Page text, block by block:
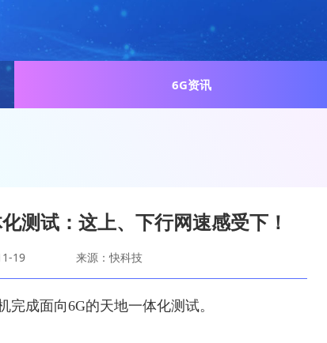
6G资讯
测试：这上、下行网速感受下！
19 来源：快科技
完成面向6G的天地一体化测试。